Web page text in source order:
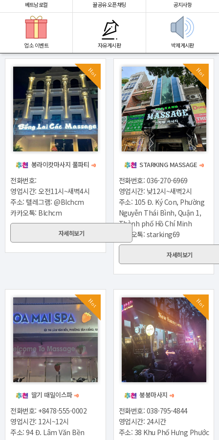
베트남로컬 꿀공유 오픈채팅 공지사항
업소 이벤트 자유게시판 박제게시판
Hot
봉라이캇마사지 풀파티 +0
전화번호:
영업시간: 오전11시~새벽4시
주소: 텔레그램: @Blchcm
카카오톡: Blchcm
자세히보기
Hot
STARKING MASSAGE +0
전화번호: 036-270-6969
영업시간: 낮12시~새벽2시
주소: 105 Đ. Ký Con, Phường
Nguyễn Thái Bình, Quận 1,
Thành phố Hồ Chí Minh
카카오톡: starking69
자세히보기
Hot
딸기 때밀이스파 +0
전화번호: +8478-555-0002
영업시간: 12시~12시
주소: 94 Đ. Lâm Văn Bền
Hot
붕붕마사지 +0
전화번호: 038-795-4844
영업시간: 24시간
주소: 38 Khu Phố Hưng Phước